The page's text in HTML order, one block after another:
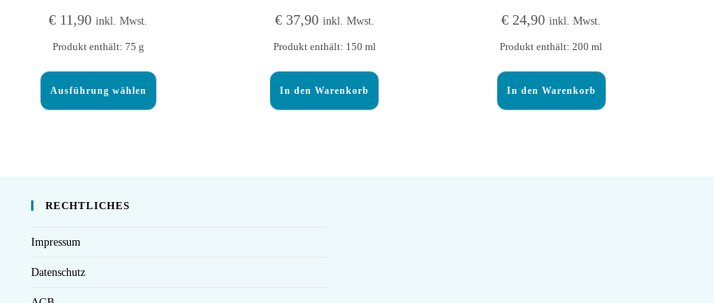
€ 11,90 inkl. Mwst.
Produkt enthält: 75 g
Ausführung wählen
€37,90 inkl. Mwst.
Produkt enthält: 150 ml
In den Warenkorb
€ 24,90 inkl. Mwst.
Produkt enthält: 200ml
In den Warenkorb
RECHTLICHES
Impressum
Datenschutz